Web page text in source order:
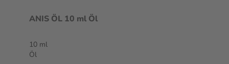
ANIS ÖL 10 ml Öl
10 ml
Öl